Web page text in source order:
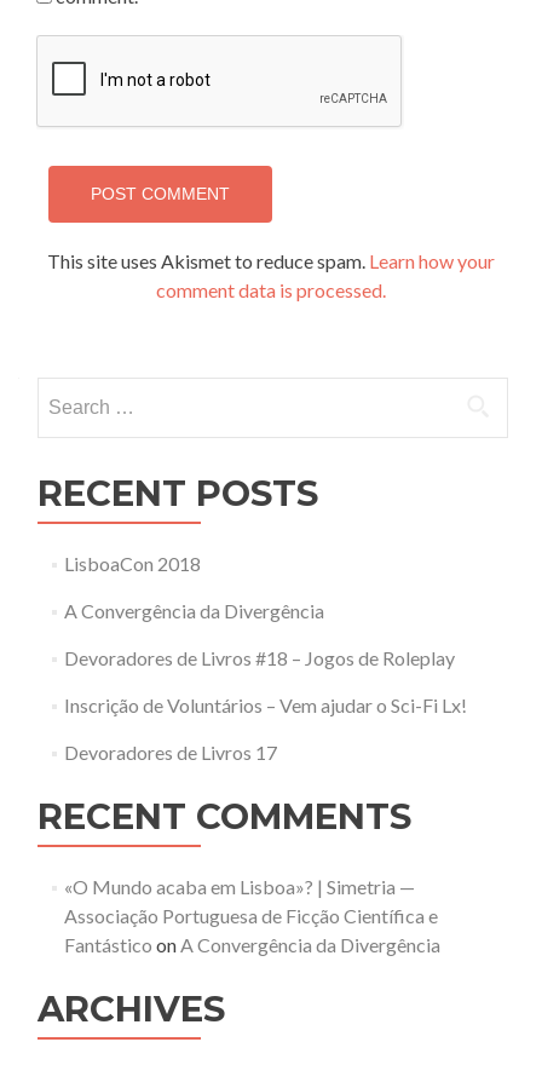
This site uses Akismet to reduce spam. Learn how your
comment data is processed.
for:
RECENT POSTS
LisboaCon 2018
A Convergência da Divergência
Devoradores de Livros #18 – Jogos de Roleplay
Inscrição de Voluntários – Vem ajudar o Sci-Fi Lx!
Devoradores de Livros 17
RECENT COMMENTS
«O Mundo acaba em Lisboa»? | Simetria —
Associação Portuguesa de Ficção Científica e
Fantástico onA Convergência da Divergência
ARCHIVES